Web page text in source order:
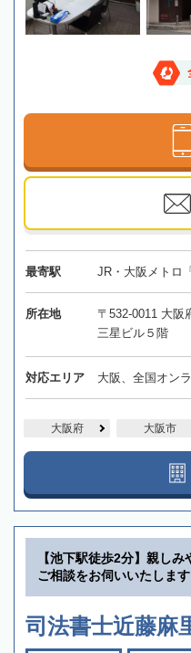
最寄駅 JR・大阪メトロ
所在地
〒532-0011 大阪
三星ビル５階
対応エリア 大阪、全国オン
大阪府 大阪市
【池下駅徒歩2分】親し
ご相談をお伺いいたします
司法書士近藤麻